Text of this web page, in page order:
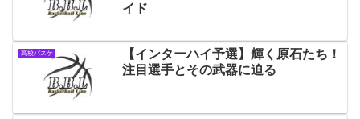
イド
高校バスケ
【インターハイ予選】輝く原石たち！
注目選手とその武器に迫る